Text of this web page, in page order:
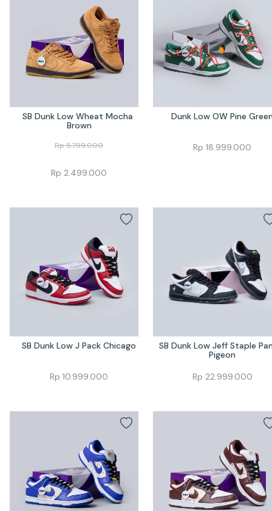
SB Dunk Low Wheat Mocha
Brown
Rp5.799.000
Rp 2.499.000
Dunk Low OW Pine
Rp 18.999.000
SB Dunk Low J Pack Chicago
Rp 10.999.000
SB Dunk Low Jeff Staple
Pigeon
Rp 22.999.000